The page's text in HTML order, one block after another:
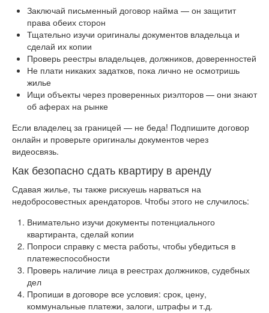
Заключай письменный договор найма — он защитит
права обеих сторон
Тщательно изучи оригиналы документов владельца и
сделай их копии
Проверь реестры владельцев, должников, доверенностей
Не плати никаких задатков, пока лично не осмотришь
жилье
Ищи объекты через проверенных риэлторов — они знают
об аферах на рынке
Если владелец за границей — не беда! Подпишите договор
онлайн и проверьте оригиналы документов через
видеосвязь.
Как безопасно сдать квартиру в аренду
Сдавая жилье, ты также рискуешь нарваться на
недобросовестных арендаторов. Чтобы этого не случилось:
Внимательно изучи документы потенциального
квартиранта, сделай копии
Попроси справку с места работы, чтобы убедиться в
платежеспособности
Проверь наличие лица в реестрах должников, судебных
дел
Пропиши в договоре все условия: срок, цену,
коммунальные платежи, залоги, штрафы и т.д.